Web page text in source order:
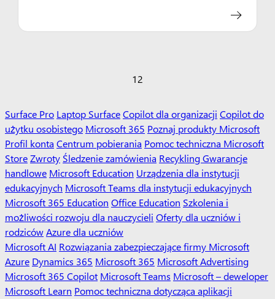
12
Surface Pro Laptop SurfaceCopilot dla organizacji Copilot do
użytku osobistego Microsoft 365 Poznaj produkty Microsoft
Profil konta Centrum pobierania Pomoc techniczna Microsoft
StoreZwroty Śledzenie zamówienia RecyklingGwarancje
handlowe Microsoft Education Urządzenia dla instytucji
edukacyjnych Microsoft Teams dla instytucji edukacyjnych
Microsoft 365 Education Office Education Szkolenia i
możliwości rozwoju dla nauczycieli Oferty dla uczniów i
rodzicówAzure dla uczniów
Microsoft AI Rozwiązania zabezpieczające firmy Microsoft
Azure Dynamics 365 Microsoft 365 Microsoft Advertising
Microsoft 365 Copilot Microsoft Teams Microsoft – deweloper
Microsoft Learn Pomoc techniczna dotycząca aplikacji